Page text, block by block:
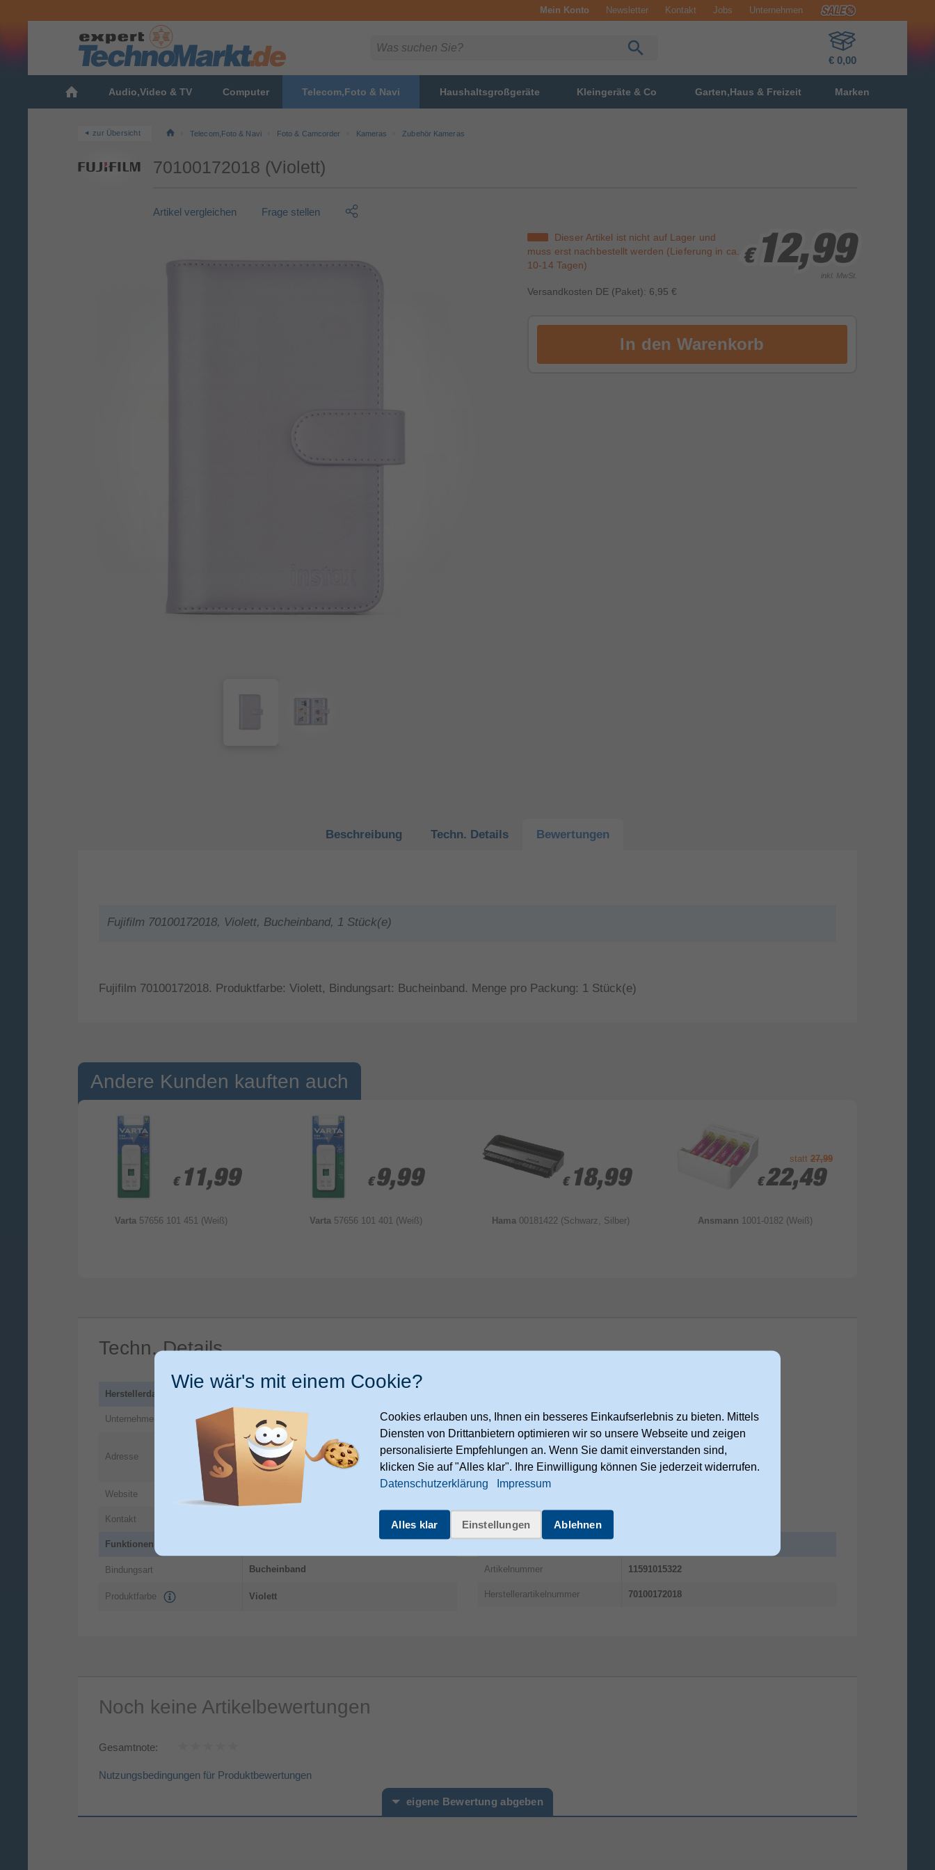
Mein Konto Newsletter Kontakt Jobs Unternehmen
€ 0,00
Audio,Video & TV Computer Telecom,Foto & Navi Haushaltsgroßgeräte Kleingeräte & Co Garten,Haus & Freizeit Marken
zur Übersicht Telecom,Foto & Navi Foto & Camcorder Kameras Zubehör Kameras
70100172018 (Violett)
Artikel vergleichen Frage stellen
Dieser Artikel ist nicht auf Lager und
muss erst nachbestellt werden (Lieferung in ca.
10-14 Tagen)
Versandkosten DE (Paket): 6,95 €
€12,99
€12,99
€12,99
inkl. MwSt.
Beschreibung Techn. Details Bewertungen
Fujifilm 70100172018, Violett, Bucheinband, 1 Stück(e)
Fujifilm 70100172018. Produktfarbe: Violett, Bindungsart: Bucheinband. Menge pro Packung: 1 Stück(e)
Andere Kunden kauften auch
€ 11,99
€ 11,99
Varta 57656 101 451 (Weiß)
€ 9,99
€ 9,99
Varta 57656 101 401 (Weiß)
€ 18,99
€ 18,99
Hama 00181422 (Schwarz, Silber)
statt27,99
€ 22,49
€ 22,49
Ansmann 1001-0182 (Weiß)
Techn. Details
Herstellerdaten
Unternehmen FUJIFILM Europe GmbH
Adresse
Balcke-Dürr-Allee 6
40882 Ratingen
DE
Website https://global.fujifilm.com/en/all-regions/eu/de
Kontakt
Funktionen
Bindungsart Bucheinband
Produktfarbe Violett
Artikelnummer 11591015322
Herstellerartikelnummer 70100172018
Noch keine Artikelbewertungen
Gesamtnote:
Nutzungsbedingungen für Produktbewertungen
eigene Bewertung abgeben
Wie wär's mit einem Cookie?
Cookies erlauben uns, Ihnen ein besseres Einkaufserlebnis zu bieten. Mittels
Diensten von Drittanbietern optimieren wir so unsere Webseite und zeigen
personalisierte Empfehlungen an. Wenn Sie damit einverstanden sind,
klicken Sie auf "Alles klar". Ihre Einwilligung können Sie jederzeit widerrufen.
Datenschutzerklärung
Impressum
Alles klar Einstellungen Ablehnen